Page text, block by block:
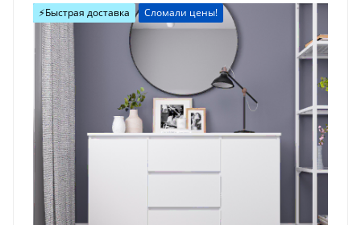
Хит
⚡️Быстрая доставка Сломали цены!